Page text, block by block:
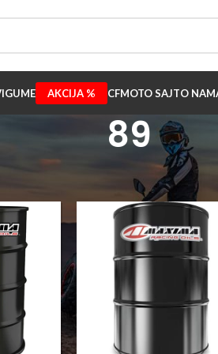
GUME AKCIJA % CFMOTO SAJTO
89